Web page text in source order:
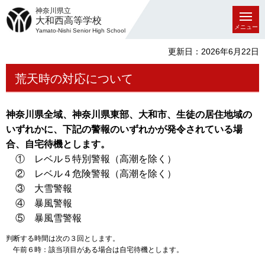
神奈川県立
大和西高等学校
Yamato-Nishi Senior High School
メニュー
更新日：2026年6月22日
荒天時の対応について
神奈川県全域、神奈川県東部、大和市、生徒の居住地域の
いずれかに、下記の警報のいずれかが発令されている場
合、自宅待機とします。
① レベル５特別警報（高潮を除く）
② レベル４危険警報（高潮を除く）
③ 大雪警報
④ 暴風警報
⑤ 暴風雪警報
判断する時間は次の３回とします。
午前６時：該当項目がある場合は自宅待機とします。